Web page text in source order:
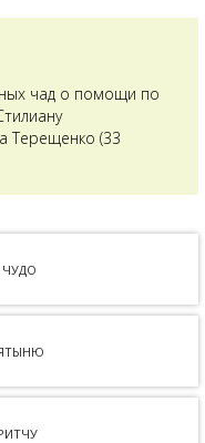
к множеству святынь
чад о помощи по
Терещенко (33
время пытались
что мы с мужем
мне ставили...
ЧУДО